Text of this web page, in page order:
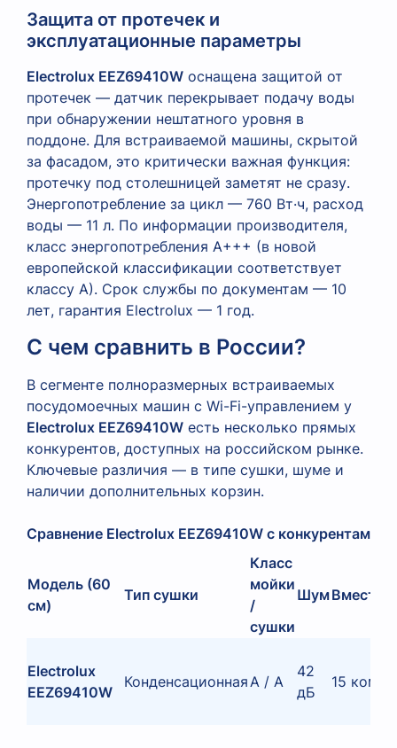
Защита от протечек и
эксплуатационные параметры
Electrolux EEZ69410W оснащена защитой от
протечек — датчик перекрывает подачу воды
при обнаружении нештатного уровня в
поддоне. Для встраиваемой машины, скрытой
за фасадом, это критически важная функция:
протечку под столешницей заметят не сразу.
Энергопотребление за цикл — 760 Вт·ч, расход
воды — 11 л. По информации производителя,
класс энергопотребления A+++ (в новой
европейской классификации соответствует
классу A). Срок службы по документам — 10
лет, гарантия Electrolux — 1 год.
С чем сравнить в России?
В сегменте полноразмерных встраиваемых
посудомоечных машин с Wi-Fi-управлением у
Electrolux EEZ69410W есть несколько прямых
конкурентов, доступных на российском рынке.
Ключевые различия — в типе сушки, шуме и
наличии дополнительных корзин.
Сравнение Electrolux EEZ69410W с конкурентами
Модель (60
см)
Тип сушки
Класс
мойки
/
сушки
Шум
Electrolux
EEZ69410W
КонденсационнаяA / A
42
дБ
15 компл.